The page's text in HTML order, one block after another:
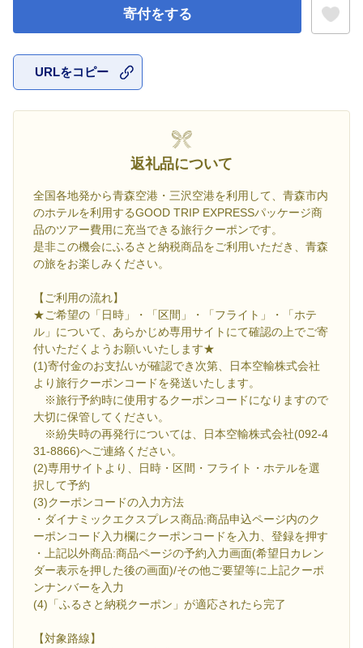
寄付をする
URLをコピー
返礼品について
全国各地発から青森空港・三沢空港を利用して、青森市内
のホテルを利用するGOOD TRIP EXPRESSパッケージ商
品のツアー費用に充当できる旅行クーポンです。
是非この機会にふるさと納税商品をご利用いただき、青森
の旅をお楽しみください。
【ご利用の流れ】
★ご希望の「日時」・「区間」・「フライト」・「ホテ
ル」について、あらかじめ専用サイトにて確認の上でご寄
付いただくようお願いいたします★
(1)寄付金のお支払いが確認でき次第、日本空輸株式会社
より旅行クーポンコードを発送いたします。
※旅行予約時に使用するクーポンコードになりますので
大切に保管してください。
※紛失時の再発行については、日本空輸株式会社(092-4
31-8866)へご連絡ください。
(2)専用サイトより、日時・区間・フライト・ホテルを選
択して予約
(3)クーポンコードの入力方法
・ダイナミックエクスプレス商品:商品申込ページ内のク
ーポンコード入力欄にクーポンコードを入力、登録を押す
・上記以外商品:商品ページの予約入力画面(希望日カレン
ダー表示を押した後の画面)/その他ご要望等に上記クーポ
ンナンバーを入力
(4)「ふるさと納税クーポン」が適応されたら完了
【対象路線】